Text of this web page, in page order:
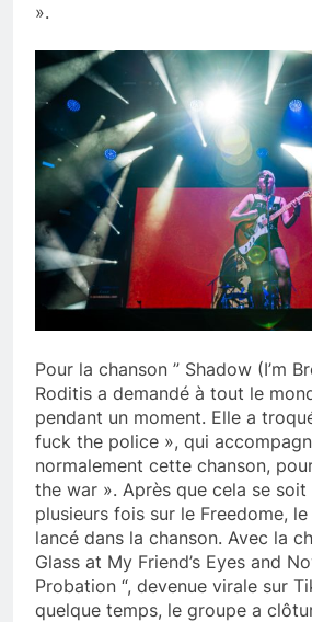
».
Pour la chanson ” Shadow (I’m
Roditis a demandé à tout le
pendant un moment. Elle a
fuck the police », qui
normalement cette chanson,
the war ». Après que cela se
plusieurs fois sur le Freedome, le
lancé dans la chanson. Avec la
Glass at My Friend’s Eyes and
Probation “, devenue virale sur
quelque temps, le groupe a